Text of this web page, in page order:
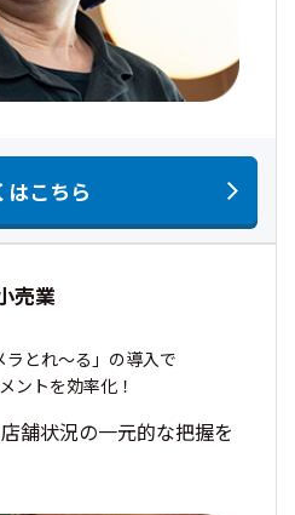
はこちら
売業
ラとれ～る」の導入で
ントを効率化！
舗状況の一元的な把握を